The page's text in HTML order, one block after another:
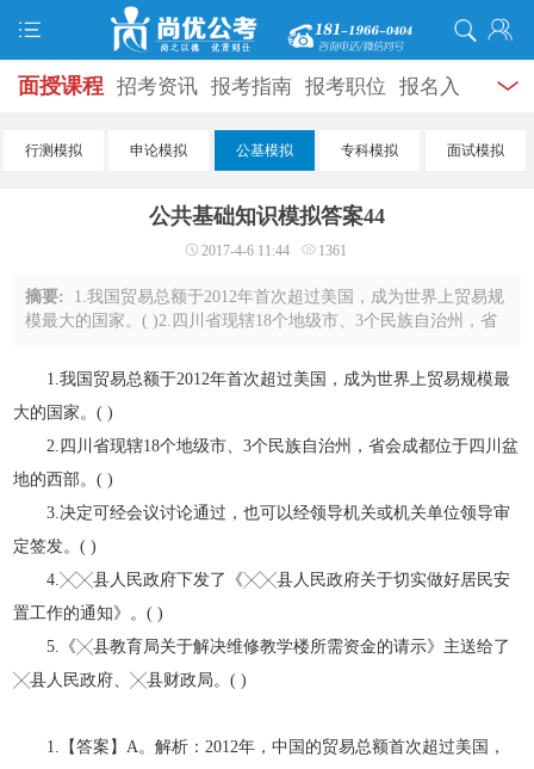
面授课程 招考资讯 报考指南 报考职位 报名入
口 打准考证 成绩查询 面试公告 录用公示 辅导
学员风采 名师团队
服务信息
行测模拟 申论模拟 公基模拟 专科模拟 面试模拟
公共基础知识模拟答案44
2017-4-6 11:44 1361
摘要: 1.我国贸易总额于2012年首次超过美国，成为世界上贸易规
模最大的国家。( )2.四川省现辖18个地级市、3个民族自治州，省
经领导机关或机关单位领导审定签 ...
1.我国贸易总额于2012年首次超过美国，成为世界上贸易规模最
大的国家。( )
2.四川省现辖18个地级市、3个民族自治州，省会成都位于四川盆
地的西部。( )
3.决定可经会议讨论通过，也可以经领导机关或机关单位领导审
定签发。( )
4.╳╳县人民政府下发了《╳╳县人民政府关于切实做好居民安
置工作的通知》。( )
5.《╳县教育局关于解决维修教学楼所需资金的请示》主送给了
╳县人民政府、╳县财政局。( )
1.【答案】A。解析：2012年，中国的贸易总额首次超过美国，